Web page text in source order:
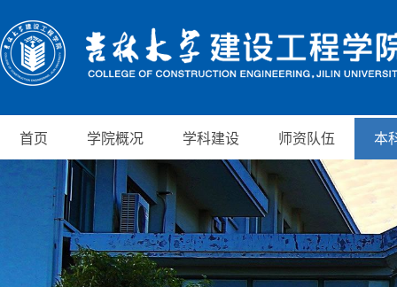
首页 学院概况 学科建设 师资队伍 本